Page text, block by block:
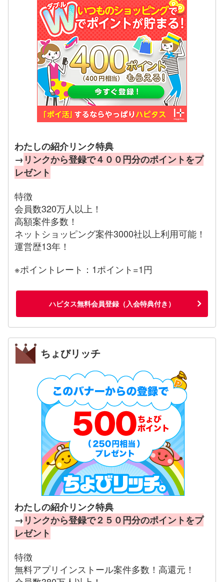
わたしの紹介リンク特典
→ リンクから登録で４００円分のポイントをプ
レゼント
特徴
会員数320万人以上！
高額案件多数！
ネットショッピング案件3000社以上利用可能！
運営歴13年！
※ポイントレート：1ポイント=1円
ハピタス無料会員登録（入会特典付き）
ちょびリッチ
わたしの紹介リンク特典
→ リンクから登録で２５０円分のポイントをプ
レゼント
特徴
無料アプリインストール案件多数！高還元！